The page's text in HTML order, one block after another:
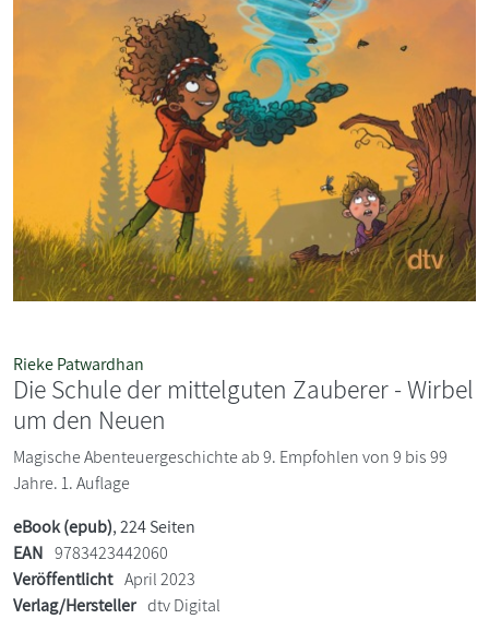
Rieke Patwardhan
Die Schule der mittelguten Zauberer - Wirbel
um den Neuen
Magische Abenteuergeschichte ab 9. Empfohlen von 9 bis 99
Jahre. 1. Auflage
eBook (epub), 224 Seiten
EAN 9783423442060
Veröffentlicht April 2023
Verlag/Hersteller dtv Digital